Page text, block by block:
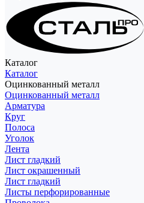
Каталог
Каталог
Оцинкованный металл
Оцинкованный металл
Арматура
Круг
Полоса
Уголок
Лента
Лист гладкий
Лист окрашенный
Лист гладкий
Листы перфорированные